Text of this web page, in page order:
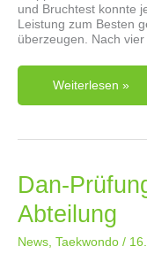
und Bruchtest konnte
Leistung zum Besten
überzeugen. Nach
Winterprüfung
Taekwondo-
Weiterlesen »
Dan-
Abteilung
News Taekwondo /